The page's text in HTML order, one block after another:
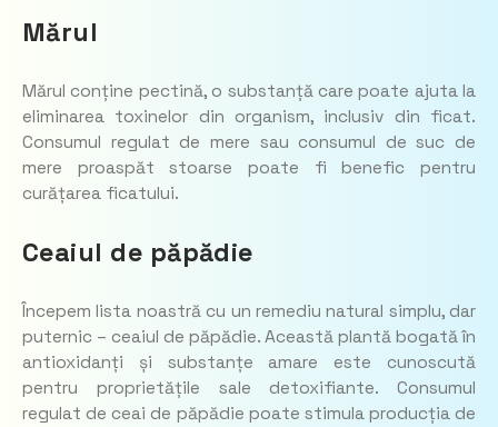
Mărul
Mărul conține pectină, o substanță care poate ajuta la
eliminarea toxinelor din organism, inclusiv din ficat.
Consumul regulat de mere sau consumul de suc de
mere proaspăt stoarse poate fi benefic pentru
curățarea ficatului.
Ceaiul de păpădie
Începem lista noastră cu un remediu natural simplu, dar
puternic – ceaiul de păpădie. Această plantă bogată în
antioxidanți și substanțe amare este cunoscută
pentru proprietățile sale detoxifiante. Consumul
regulat de ceai de păpădie poate stimula producția de